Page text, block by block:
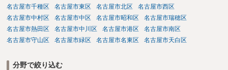
名古屋市千種区
名古屋市東区 名古屋市北区
名古屋市西区
名古屋市中村区
名古屋市中区 名古屋市昭和区
名古屋市瑞穂区
名古屋市熱田区
名古屋市中川区 名古屋市港区
名古屋市南区
名古屋市守山区
名古屋市緑区 名古屋市名東区 名古屋市天白区
分野で絞り込む